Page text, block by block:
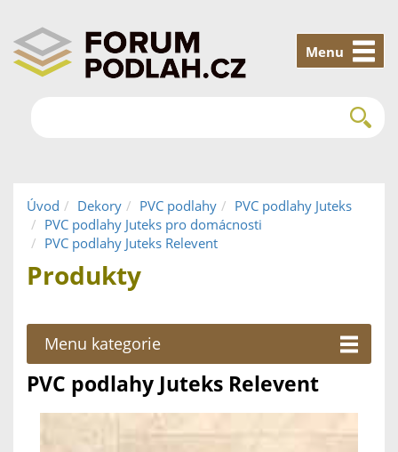
Menu
Úvod Dekory PVC podlahy
PVC podlahy Juteks
PVC podlahy Juteks pro domácnosti
PVC podlahy Juteks Relevent
Produkty
Menu kategorie
PVC podlahy Juteks Relevent